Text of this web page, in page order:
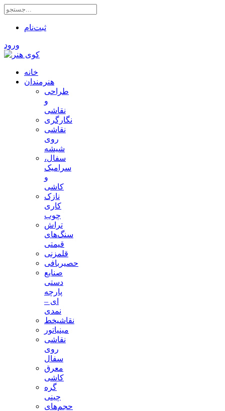
ثبت‌نام
ورود
خانه
هنرمندان
طراحی
و
نقاشی
نگارگری
نقاشی
روی
شیشه
سفال،
سرامیک
و
کاشی
نازک
کاری
چوب
تراش
سنگ‌های
قیمتی
قلمزنی
حصیربافی
صنایع
دستی
پارچه
ای –
نمدی
نقاشیخط
مینیاتور
نقاشی
روی
سفال
معرق
کاشی
گره
چینی
حجم‌های